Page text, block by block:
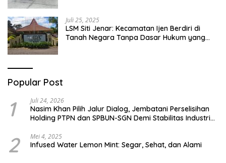
Juli 25, 2025
LSM Siti Jenar: Kecamatan Ijen Berdiri di
Tanah Negara Tanpa Dasar Hukum yang
Popular Post
1 Juli 24, 2026
Nasim Khan Pilih Jalur Dialog, Jembatani Perselisihan
Holding PTPN dan SPBUN-SGN Demi Stabilitas Industri
2 Mei 4, 2025
Infused Water Lemon Mint: Segar, Sehat, dan Alami